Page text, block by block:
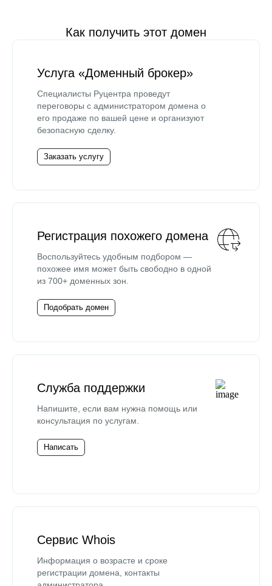
Как получить этот домен
Услуга «Доменный брокер»
Специалисты Руцентра проведут
переговоры с администратором домена о
его продаже по вашей цене и организуют
безопасную сделку.
Заказать услугу
Регистрация похожего домена
Воспользуйтесь удобным подбором —
похожее имя может быть свободно в одной
из 700+ доменных зон.
Подобрать домен
Служба поддержки
Напишите, если вам нужна помощь или
консультация по услугам.
Написать
Сервис Whois
Информация о возрасте и сроке
регистрации домена, контакты